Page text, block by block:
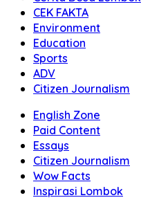
CEK FAKTA
Environment
Education
Sports
ADV
Citizen Journalism
English Zone
Paid Content
Essays
Citizen Journalism
Wow Facts
Inspirasi Lombok